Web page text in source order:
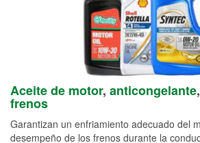
Aceite de motor, anticongelante
frenos
Garantizan un enfriamiento adecuado del
desempeño de los frenos durante la